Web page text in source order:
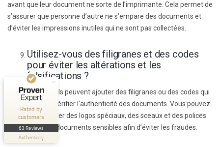
avant que leur document ne sorte de l’imprimante. Cela permet de
s’assurer que personne d’autre ne s’empare des documents et
d’éviter les impressions inutiles qui ne sont pas collectées.
Utilisez-vous des filigranes et des codes
pour éviter les altérations et les
falsifications ?
Certains appareils peuvent ajouter des filigranes ou des codes qui
permettent de vérifier l’authenticité des documents. Vous pouvez
également ajouter des logos spéciaux, des sceaux et des polices
de sécurité aux documents sensibles afin d’éviter les fraudes.
Rated by
customers
63 Reviews
Authenticity
XsolveIT
100%
Recommended on
ProvenExpert.com
4.56 / 5.00
43
Reviews on
20
Reviews from 1 other
source
View profile on
ProvenExpert.com